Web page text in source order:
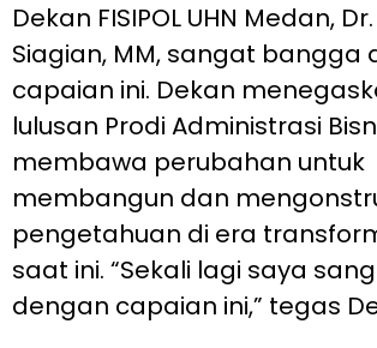
Dekan FISIPOL UHN Medan,
Siagian, MM, sangat bangga
capaian ini. Dekan
lulusan Prodi Administrasi
membawa perubahan untuk
membangun dan
pengetahuan di era
saat ini. “Sekali lagi saya
dengan capaian ini,” tegas